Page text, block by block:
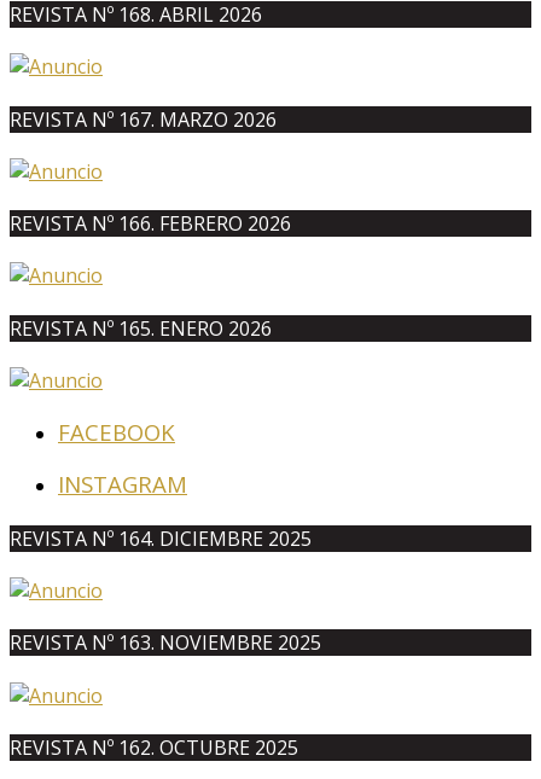
REVISTA Nº 168. ABRIL 2026
REVISTA Nº 167. MARZO 2026
REVISTA Nº 166. FEBRERO 2026
REVISTA Nº 165. ENERO 2026
FACEBOOK
INSTAGRAM
REVISTA Nº 164. DICIEMBRE 2025
REVISTA Nº 163. NOVIEMBRE 2025
REVISTA Nº 162. OCTUBRE 2025